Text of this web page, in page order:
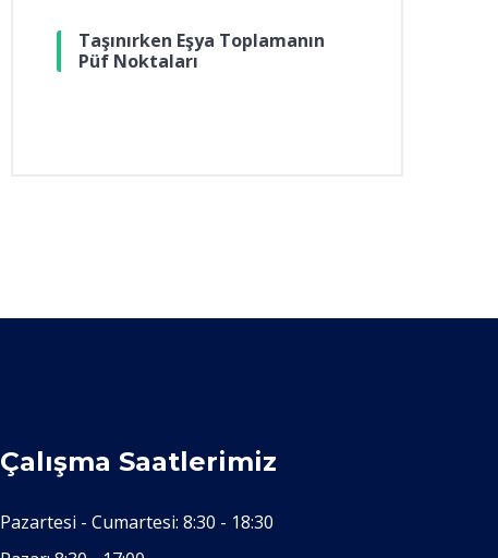
Taşınırken Eşya Toplamanın
Püf Noktaları
Çalışma Saatlerimiz
Pazartesi - Cumartesi: 8:30 - 18:30